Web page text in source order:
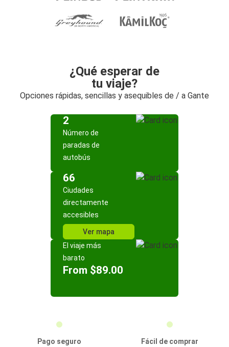
¿Qué esperar de
tu viaje?
Opciones rápidas, sencillas y asequibles de / a Gante
2
Número de
paradas de
autobús
66
Ciudades
directamente
accesibles
Ver mapa
El viaje más
barato
From $89.00
Pago seguro
Fácil de comprar